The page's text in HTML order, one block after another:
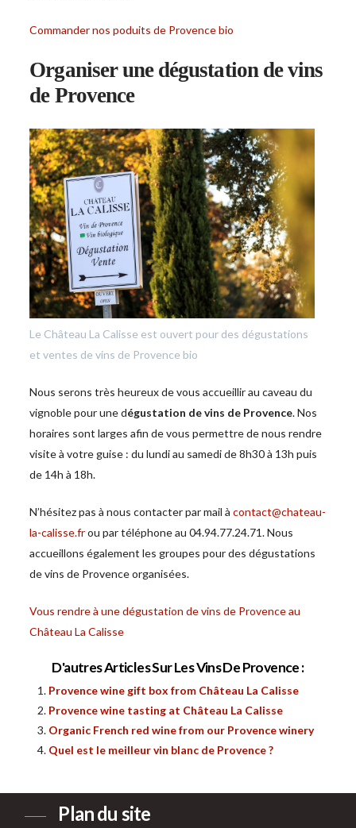
Commander nos poduits de Provence bio
Organiser une dégustation de vins
de Provence
Le Château La Calisse est ouvert pour des dégustations
et ventes de vins de Provence bio
Nous serons très heureux de vous accueillir au caveau du
vignoble pour une dégustation de vins de Provence. Nos
horaires sont larges afin de vous permettre de nous rendre
visite à votre guise : du lundi au samedi de 8h30 à 13h puis
de 14h à 18h.
N’hésitez pas à nous contacter par mail àcontact@chateau-
la-calisse.frou par téléphone au 04.94.77.24.71. Nous
accueillons également les groupes pour des dégustations
de vins de Provence organisées.
Vous rendre à une dégustation de vins de Provence au
Château La Calisse
D'autres Articles Sur Les Vins De Provence :
Provence wine gift box from Château La Calisse
Provence wine tasting at Château La Calisse
Organic French red wine from our Provence winery
Quel est le meilleur vin blanc de Provence ?
Plan du site